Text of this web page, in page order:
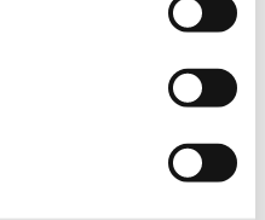
bringen jeweils
angeschaut
Matthias Köste
und